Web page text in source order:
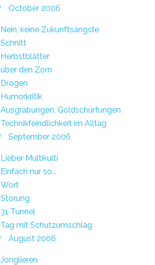
October 2006
Nein, keine Zukunftsängste
Schnitt
Herbstblätter
über den Zorn
Drogen
Humorkritik
Ausgrabungen, Goldschürfungen
Technikfeindlichkeit im Alltag
September 2006
Lieber Multikulti
Einfach nur so...
Wort
Störung
31 Tunnel
Tag mit Schutzumschlag
August 2006
Jonglieren